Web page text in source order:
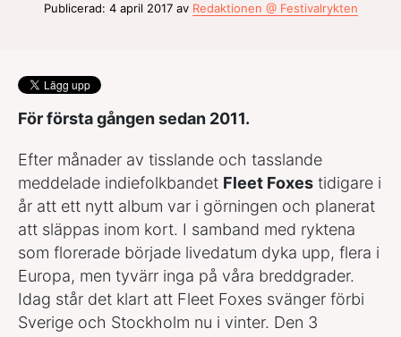
Publicerad: 4 april 2017 av Redaktionen @ Festivalrykten
För första gången sedan 2011.
Efter månader av tisslande och tasslande
meddelade indiefolkbandet Fleet Foxes tidigare i
år att ett nytt album var i görningen och planerat
att släppas inom kort. I samband med ryktena
som florerade började livedatum dyka upp, flera i
Europa, men tyvärr inga på våra breddgrader.
Idag står det klart att Fleet Foxes svänger förbi
Sverige och Stockholm nu i vinter. Den 3